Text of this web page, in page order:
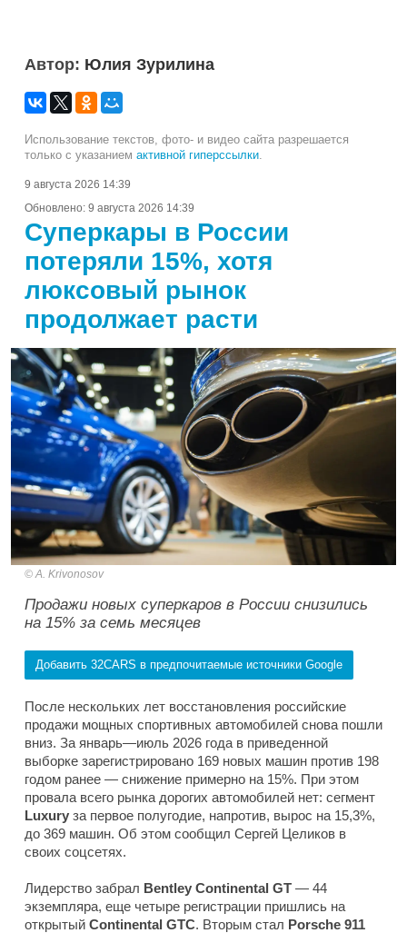
Автор: Юлия Зурилина
Использование текстов, фото- и видео сайта разрешается
только с указанием активной гиперссылки.
9 августа 2026 14:39
Обновлено: 9 августа 2026 14:39
Суперкары в России
потеряли 15%, хотя
люксовый рынок
продолжает расти
A. Krivonosov
Продажи новых суперкаров в России снизились
на 15% за семь месяцев
Добавить 32CARS в предпочитаемые источники Google
После нескольких лет восстановления российские
продажи мощных спортивных автомобилей снова пошли
вниз. За январь—июль 2026 года в приведенной
выборке зарегистрировано 169 новых машин против 198
годом ранее — снижение примерно на 15%. При этом
провала всего рынка дорогих автомобилей нет: сегмент
Luxury за первое полугодие, напротив, вырос на 15,3%,
до 369 машин. Об этом сообщил Сергей Целиков в
своих соцсетях.
Лидерство забрал Bentley Continental GT — 44
экземпляра, еще четыре регистрации пришлись на
открытый Continental GTC. Вторым стал Porsche 911